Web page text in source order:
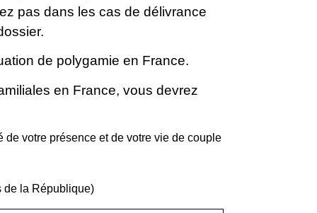
pas dans les cas de délivrance
de polygamie en France.
en France, vous devrez
votre présence et de votre vie de couple
de la République)